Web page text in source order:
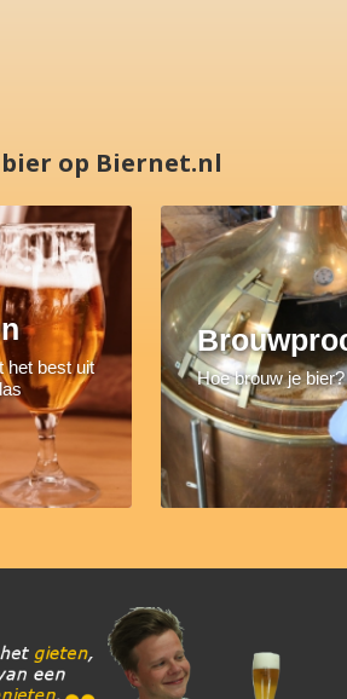
op Biernet.nl
het best uit
Hoe brouw je bier?